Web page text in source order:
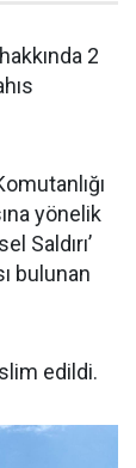
2
yönelik
Saldırı’
bulunan
edildi.